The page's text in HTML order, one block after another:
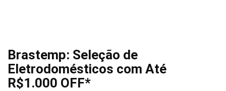
Brastemp: Seleção de
Eletrodomésticos com Até
R$1.000 OFF*